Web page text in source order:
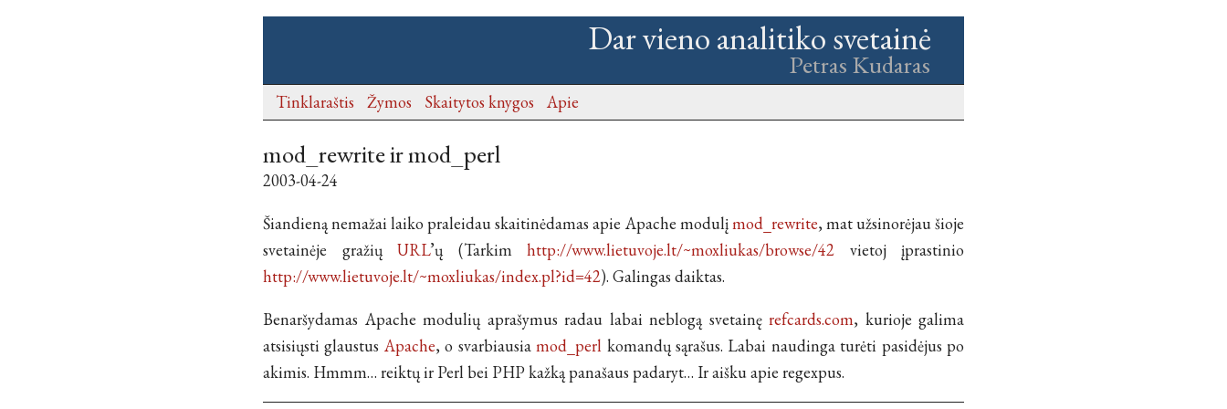
Dar vieno analitiko svetainė
Petras Kudaras
Tinklaraštis Žymos Skaitytos knygos Apie
mod_rewrite ir mod_perl
2003-04-24
Šiandieną nemažai laiko praleidau skaitinėdamas apie Apache modulįmod_rewrite, mat užsinorėjau šioje
svetainėje gražių URL’ų (Tarkim http://www.lietuvoje.lt/~moxliukas/browse/42 vietoj įprastinio
http://www.lietuvoje.lt/~moxliukas/index.pl?id=42). Galingas daiktas.
Benaršydamas Apache modulių aprašymus radau labai neblogą svetainę refcards.com, kurioje galima
atsisiųsti glaustus Apache, o svarbiausiamod_perl komandų sąrašus. Labai naudinga turėti pasidėjus po
akimis. Hmmm… reiktų ir Perl bei PHP kažką panašaus padaryt… Ir aišku apie regexpus.